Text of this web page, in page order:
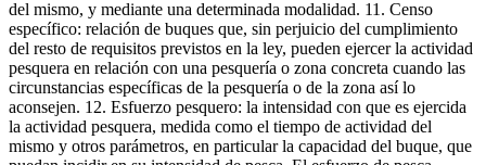
del mismo, y mediante una determinada modalidad. 11. Censo
específico: relación de buques que, sin perjuicio del cumplimiento
del resto de requisitos previstos en la ley, pueden ejercer la actividad
pesquera en relación con una pesquería o zona concreta cuando las
circunstancias específicas de la pesquería o de la zona así lo
aconsejen. 12. Esfuerzo pesquero: la intensidad con que es ejercida
la actividad pesquera, medida como el tiempo de actividad del
mismo y otros parámetros, en particular la capacidad del buque, que